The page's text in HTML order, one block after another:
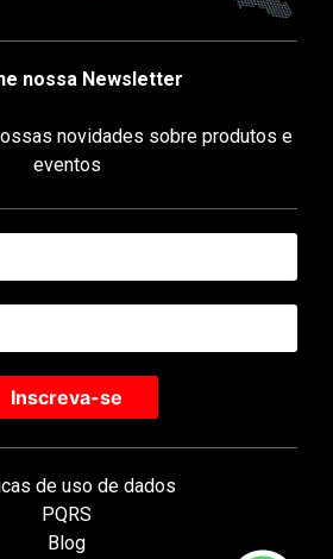
nossa Newsletter
novidades sobre produtos e
eventos
de uso de dados
PQRS
Blog